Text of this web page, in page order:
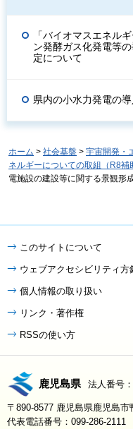
「バイオマスエネル
ン発酵ガス化発電等
定について
県内の小水力発電の
ホーム > 社会基盤 > 宇宙開発・
ネルギーについての取組（R8補
電施設の建設等に関する景観形
このサイトについて
ウェブアクセシビリティ方
個人情報の取り扱い
リンク・著作権
RSSの使い方
鹿児島県 法人番号
〒890-8577 鹿児島県鹿児島市
代表電話番号：099-286-2111